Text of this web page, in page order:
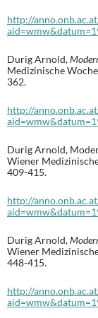
http://
Durig Arnold,
Medizinische
362.
http://
Durig Arnold,
Wiener
409-415.
http://
Durig Arnold,
Wiener
448-415.
http://